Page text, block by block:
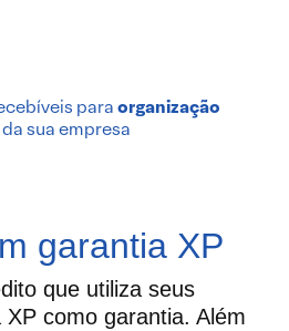
paraorganização
da sua empresa
garantia XP
que utiliza seus
como garantia. Além